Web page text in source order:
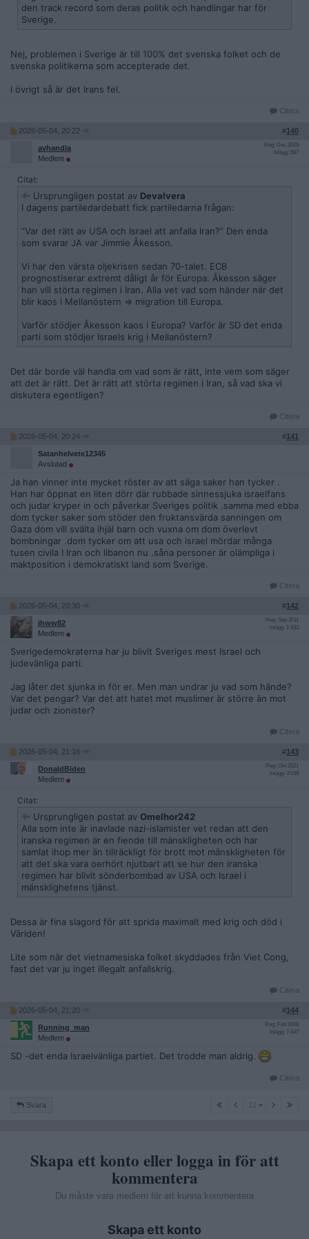
den track record som deras politik och handlingar har för
Sverige.
Nej, problemen i Sverige är till 100% det svenska folket och de
svenska politikerna som accepterade det.
I övrigt så är det Irans fel.
Citera
2026-05-04, 20:22 #140
avhandla
Medlem
Reg: Dec 2025
Inlägg: 587
Citat:
Ursprungligen postat av Devalvera
I dagens partiledardebatt fick partiledarna frågan:
”Var det rätt av USA och Israel att anfalla Iran?” Den enda
som svarar JA var Jimmie Åkesson.
Vi har den värsta oljekrisen sedan 70-talet. ECB
prognostiserar extremt dåligt år för Europa. Åkesson säger
han vill störta regimen i Iran. Alla vet vad som händer när det
blir kaos i Mellanöstern => migration till Europa.
Varför stödjer Åkesson kaos i Europa? Varför är SD det enda
parti som stödjer Israels krig i Mellanöstern?
Det där borde väl handla om vad som är rätt, inte vem som säger
att det är rätt. Det är rätt att störta regimen i Iran, så vad ska vi
diskutera egentligen?
Citera
2026-05-04, 20:24 #141
Satanhelvete12345
Avslutad
Ja han vinner inte mycket röster av att säga saker han tycker .
Han har öppnat en liten dörr där rubbade sinnessjuka israelfans
och judar kryper in och påverkar Sveriges politik .samma med ebba
dom tycker saker som stöder den fruktansvärda sanningen om
Gaza dom vill svälta ihjäl barn och vuxna om dom överlevt
bombningar .dom tycker om att usa och israel mördar många
tusen civila I Iran och libanon nu .såna personer är olämpliga i
maktposition i demokratiskt land som Sverige.
Citera
2026-05-04, 20:30 #142
jhww82
Medlem
Reg: Sep 2011
Inlägg: 1 933
Sverigedemokraterna har ju blivit Sveriges mest Israel och
judevänliga parti.
Jag låter det sjunka in för er. Men man undrar ju vad som hände?
Var det pengar? Var det att hatet mot muslimer är större än mot
judar och zionister?
Citera
2026-05-04, 21:16 #143
DonaldBiden
Medlem
Reg: Okt 2021
Inlägg: 3 039
Citat:
Ursprungligen postat av Omelhor242
Alla som inte är inavlade nazi-islamister vet redan att den
iranska regimen är en fiende till mänskligheten och har
samlat ihop mer än tillräckligt för brott mot mänskligheten för
att det ska vara oerhört njutbart att se hur den iranska
regimen har blivit sönderbombad av USA och Israel i
mänsklighetens tjänst.
Dessa är fina slagord för att sprida maximalt med krig och död i
Världen!
Lite som när det vietnamesiska folket skyddades från Viet Cong,
fast det var ju inget illegalt anfallskrig.
Citera
2026-05-04, 21:20 #144
Running_man
Medlem
Reg: Feb 2008
Inlägg: 7 647
SD -det enda Israelvänliga partiet. Det trodde man aldrig.
Citera
Svara 12 12
Skapa ett konto eller logga in för att
kommentera
Du måste vara medlem för att kunna kommentera
Skapa ett konto